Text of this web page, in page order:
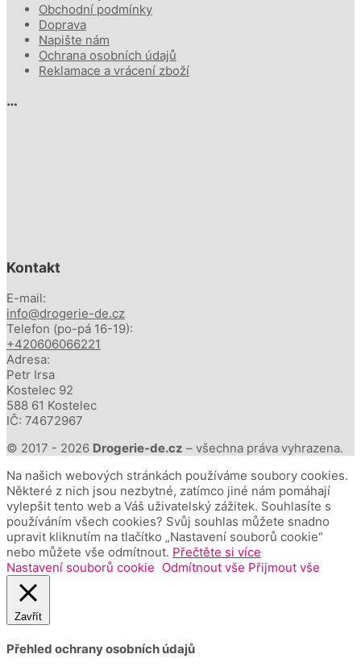
Obchodní podmínky
Doprava
Napište nám
Ochrana osobních údajů
Reklamace a vrácení zboží
…
Kontakt
E-mail:
info@drogerie-de.cz
Telefon (po-pá 16-19):
+420606066221
Adresa:
Petr Irsa
Kostelec 92
588 61 Kostelec
IČ: 74672967
© 2017 - 2026 Drogerie-de.cz – všechna práva vyhrazena.
Na našich webových stránkách používáme soubory cookies.
Některé z nich jsou nezbytné, zatímco jiné nám pomáhají
vylepšit tento web a Váš uživatelský zážitek. Souhlasíte s
používáním všech cookies? Svůj souhlas můžete snadno
upravit kliknutím na tlačítko „Nastavení souborů cookie“
nebo můžete vše odmítnout. Přečtěte si více
Nastavení souborů cookie Odmítnout vše Přijmout vše
Zavřít
Přehled ochrany osobních údajů